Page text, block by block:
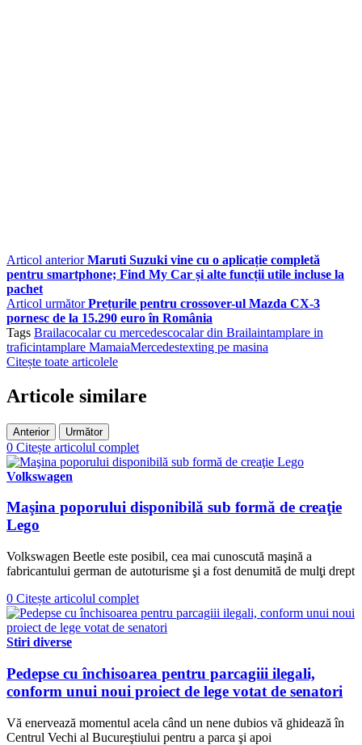
Articol anterior Maruti Suzuki vine cu o aplicație completă
pentru smartphone; Find My Car și alte funcții utile incluse la
pachet
Articol următor Prețurile pentru crossover-ul Mazda CX-3
pornesc de la 15.290 euro în România
Tags Brailacocalar cu mercedescocalar din Brailaintamplare in
traficintamplare MamaiaMercedestexting pe masina
Citește toate articolele
Articole similare
Anterior Următor
0 Citește articolul complet
Volkswagen
Maşina poporului disponibilă sub formă de creaţie
Lego
Volkswagen Beetle este posibil, cea mai cunoscută maşină a
fabricantului german de autoturisme şi a fost denumită de mulţi drept
0 Citește articolul complet
Stiri diverse
Pedepse cu închisoarea pentru parcagiii ilegali,
conform unui noui proiect de lege votat de senatori
Vă enervează momentul acela când un nene dubios vă ghidează în
Centrul Vechi al Bucureştiului pentru a parca şi apoi